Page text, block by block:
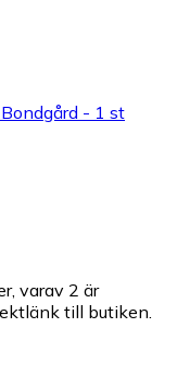
- 1 st
varav 2 är
till butiken.